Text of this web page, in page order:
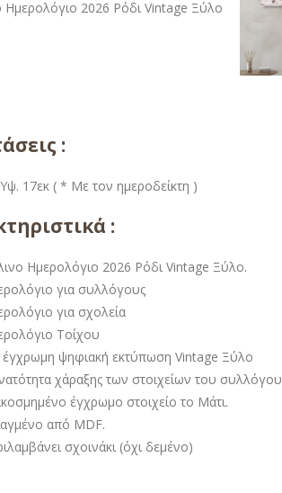
:
17εκ ( * Με τον ημεροδείκτη )
:
Ημερολόγιο 2026 Ρόδι Vintage Ξύλο.
για συλλόγους
για σχολεία
Τοίχου
ψηφιακή εκτύπωση Vintage Ξύλο
χάραξης των στοιχείων του
έγχρωμο στοιχείο το Μάτι.
από MDF.
σχοινάκι (όχι δεμένο)